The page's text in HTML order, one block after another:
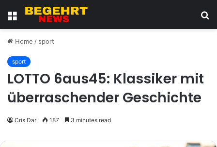
Menu
Home / sport
sport
LOTTO 6aus45: Klassiker mit
überraschender Geschichte
Cris Dar 187 3 minutes read